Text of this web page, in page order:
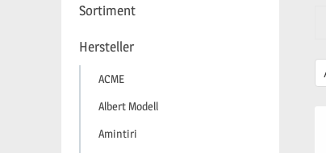
Sortiment
Hersteller
ACME
Albert Modell
Amintiri